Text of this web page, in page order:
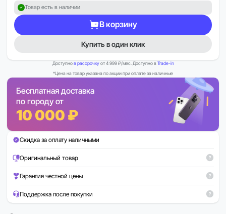
Товар есть в наличии
В корзину
Купить в один клик
Доступнов рассрочкуот 4 999 ₽/мес. Доступно вTrade-in
*Цена на товар указана по акции при оплате за наличные
Бесплатная доставка
по городу от
10 000 ₽
Скидка за оплату наличными
Оригинальный товар
Гарантия честной цены
Поддержка после покупки